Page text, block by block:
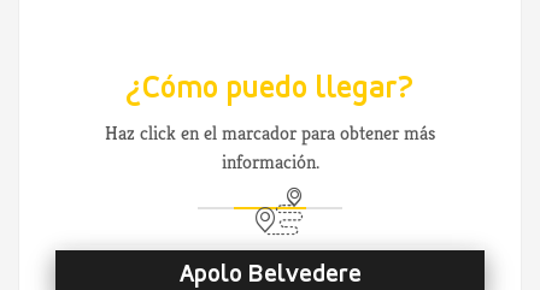
¿Cómo puedo llegar?
Haz click en el marcador para obtener más
información.
Apolo Belvedere